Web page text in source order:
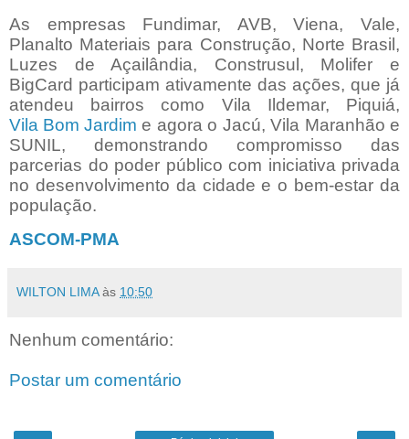
As empresas Fundimar, AVB, Viena, Vale,
Planalto Materiais para Construção, Norte Brasil,
Luzes de Açailândia, Construsul, Molifer e
BigCard participam ativamente das ações, que já
atendeu bairros como Vila Ildemar, Piquiá,
Vila Bom Jardim e agora o Jacú, Vila Maranhão e
SUNIL, demonstrando compromisso das
parcerias do poder público com iniciativa privada
no desenvolvimento da cidade e o bem-estar da
população.
ASCOM-PMA
WILTON LIMA às 10:50
Nenhum comentário:
Postar um comentário